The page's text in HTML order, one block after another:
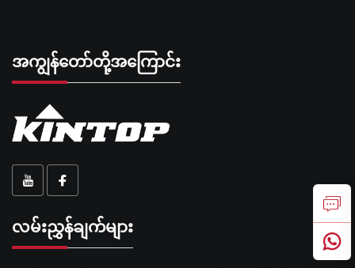
အကျွန်တော်တို့အကြောင်း
လမ်းညွှန်ချက်များ